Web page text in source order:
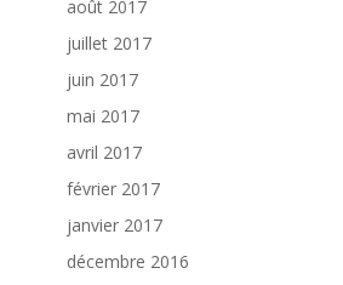
août 2017
juillet 2017
juin 2017
mai 2017
avril 2017
février 2017
janvier 2017
décembre 2016